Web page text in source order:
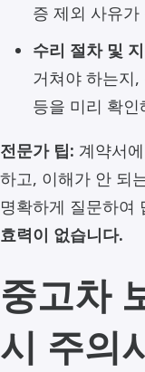
증 제외 사유
수리 절차 및
거쳐야 하는지
등을 미리 확인
전문가 팁: 계약서
하고, 이해가 안 되
명확하게 질문하여
효력이 없습니다.
중고차
시 주의